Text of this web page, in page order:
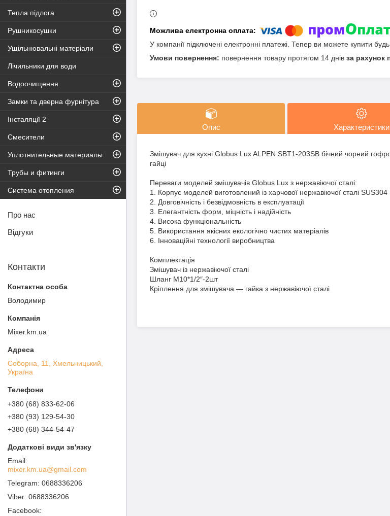
У компанії підключені електронні платежі. Тепер ви можете купити
повернення товару протягом 14 днів за рахунок
Опис Характеристики
Змішувач для кухні Globus Lux ALPEN SBT1-203SB бічний чорний
гайці
Переваги моделей змішувачів Globus Lux з нержавіючої сталі:
1. Корпус моделей виготовлений із харчової нержавіючої сталі SUS304
2. Довговічність і безвідмовність в експлуатації
3. Елегантність форм, міцність і надійність
4. Висока функціональність
5. Використання якісних екологічно чистих матеріалів
6. Інноваційні технології виробництва
Комплектація
Змішувач із нержавіючої сталі
Шланг М10*1/2″-2шт
Кріплення для змішувача — гайка з нержавіючої сталі
Тепла підлога
Рушникосушки
Ущільнювальні матеріали
Лічильники для води
Водоочищення
Замки та дверна фурнітура
Інсталяції 2
Смесители
Уплотнительные материалы
Трубы и фитинги
Система отопления
Про нас
Відгуки
Контакти
Володимир
Mixer.km.ua
Соборна, 11, Хмельницький,
Україна
+380 (68) 833-62-06
+380 (93) 129-54-30
+380 (68) 344-54-47
mixer.km.ua@gmail.com
0688336206
0688336206
Facebook